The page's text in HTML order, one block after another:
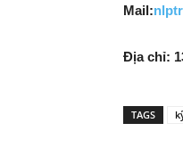
Mail:
Địa chỉ:
TAGS